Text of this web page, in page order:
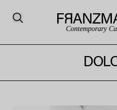
Contemporary